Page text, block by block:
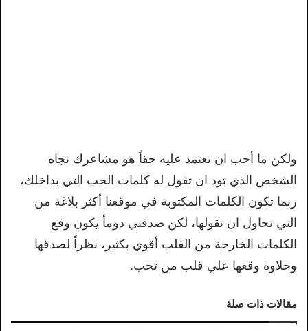
ولكن ما أحب ان تعتمد عليه حقاً هو مشاعرك تجاه
الشخص الذي تود ان تقول له كلمات الحب التي بداخلك،
ربما تكون الكلمات المكتوبة في موقعنا أكثر بلاغة من
التي تحاول ان تقولها، لكن صدقني دومأ يكون وقع
الكلمات الخارجة من القلب أقوي بكثير، نظراً لصدقها
وحلاوة وقعها علي قلب من تحب.
مقالات ذات صلة